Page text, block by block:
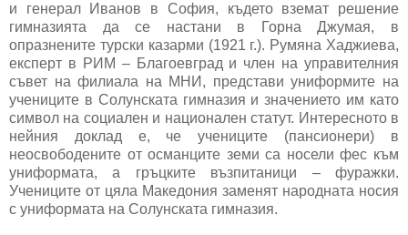
и генерал Иванов в София, където вземат решение
гимназията да се настани в Горна Джумая, в
опразнените турски казарми (1921 г.). Румяна Хаджиева,
експерт в РИМ – Благоевград и член на управителния
съвет на филиала на МНИ, представи униформите на
учениците в Солунската гимназия и значението им като
символ на социален и национален статут. Интересното в
нейния доклад е, че учениците (пансионери) в
неосвободените от османците земи са носели фес към
униформата, а гръцките възпитаници – фуражки.
Учениците от цяла Македония заменят народната носия
с униформата на Солунската гимназия.